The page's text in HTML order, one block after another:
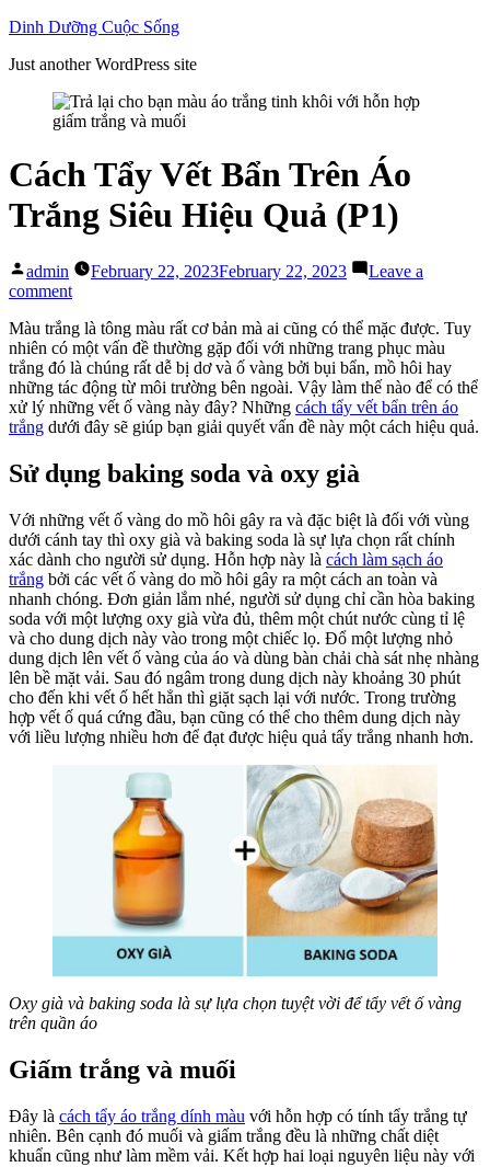
Skip
content
Dinh Dưỡng Cuộc Sống
Just another WordPress site
Cách Tẩy Vết Bẩn Trên Áo
Trắng Siêu Hiệu Quả (P1)
Posted
by
admin February 22, 2023February 22, 2023
Leave a
commenton
Tẩy
Vết
Bẩn
Trên
Áo
Trắng
Hiệu
Quả
Màu trắng là tông màu rất cơ bản mà ai cũng có thể mặc được. Tuy
nhiên có một vấn đề thường gặp đối với những trang phục màu
trắng đó là chúng rất dễ bị dơ và ố vàng bởi bụi bẩn, mồ hôi hay
những tác động từ môi trường bên ngoài. Vậy làm thế nào để có thể
xử lý những vết ố vàng này đây? Những cách tẩy vết bẩn trên áo
trắng dưới đây sẽ giúp bạn giải quyết vấn đề này một cách hiệu quả.
Sử dụng baking soda và oxy già
Với những vết ố vàng do mồ hôi gây ra và đặc biệt là đối với vùng
dưới cánh tay thì oxy già và baking soda là sự lựa chọn rất chính
xác dành cho người sử dụng. Hỗn hợp này là cách làm sạch áo
trắng bởi các vết ố vàng do mồ hôi gây ra một cách an toàn và
nhanh chóng. Đơn giản lắm nhé, người sử dụng chỉ cần hòa baking
soda với một lượng oxy già vừa đủ, thêm một chút nước cùng tỉ lệ
và cho dung dịch này vào trong một chiếc lọ. Đổ một lượng nhỏ
dung dịch lên vết ố vàng của áo và dùng bàn chải chà sát nhẹ nhàng
lên bề mặt vải. Sau đó ngâm trong dung dịch này khoảng 30 phút
cho đến khi vết ố hết hẳn thì giặt sạch lại với nước. Trong trường
hợp vết ố quá cứng đầu, bạn cũng có thể cho thêm dung dịch này
với liều lượng nhiều hơn để đạt được hiệu quả tẩy trắng nhanh hơn.
Oxy già và baking soda là sự lựa chọn tuyệt vời để tẩy vết ố vàng
trên quần áo
Giấm trắng và muối
Đây là cách tẩy áo trắng dính màu với hỗn hợp có tính tẩy trắng tự
nhiên. Bên cạnh đó muối và giấm trắng đều là những chất diệt
khuẩn cũng như làm mềm vải. Kết hợp hai loại nguyên liệu này với